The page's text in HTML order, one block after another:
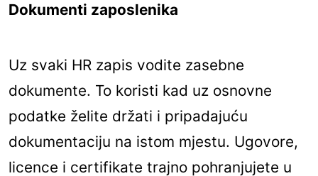
Dokumenti zaposlenika
Uz svaki HR zapis vodite zasebne
dokumente. To koristi kad uz osnovne
podatke želite držati i pripadajuću
dokumentaciju na istom mjestu. Ugovore,
licence i certifikate trajno pohranjujete u